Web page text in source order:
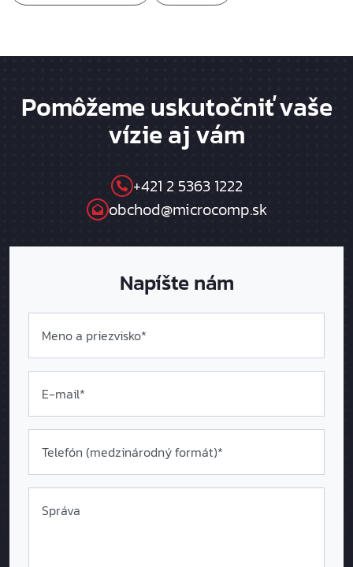
Pomôžeme uskutočniť vaše
vízie aj vám
+421 2 5363 1222
obchod@microcomp.sk
Napíšte nám
Meno a priezvisko*
E-mail*
Telefón (medzinárodný formát)*
Správa